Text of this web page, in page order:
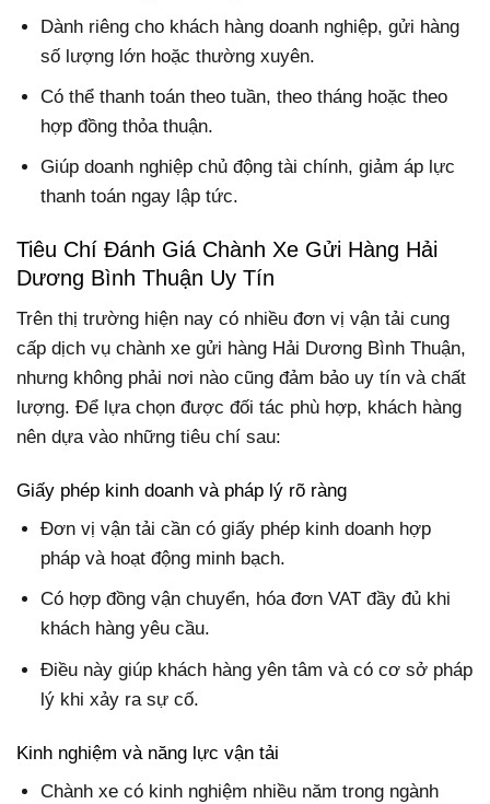
Dành riêng cho khách hàng doanh nghiệp, gửi hàng
số lượng lớn hoặc thường xuyên.
Có thể thanh toán theo tuần, theo tháng hoặc theo
hợp đồng thỏa thuận.
Giúp doanh nghiệp chủ động tài chính, giảm áp lực
thanh toán ngay lập tức.
Tiêu Chí Đánh Giá Chành Xe Gửi Hàng Hải
Dương Bình Thuận Uy Tín
Trên thị trường hiện nay có nhiều đơn vị vận tải cung
cấp dịch vụ chành xe gửi hàng Hải Dương Bình Thuận,
nhưng không phải nơi nào cũng đảm bảo uy tín và chất
lượng. Để lựa chọn được đối tác phù hợp, khách hàng
nên dựa vào những tiêu chí sau:
Giấy phép kinh doanh và pháp lý rõ ràng
Đơn vị vận tải cần có giấy phép kinh doanh hợp
pháp và hoạt động minh bạch.
Có hợp đồng vận chuyển, hóa đơn VAT đầy đủ khi
khách hàng yêu cầu.
Điều này giúp khách hàng yên tâm và có cơ sở pháp
lý khi xảy ra sự cố.
Kinh nghiệm và năng lực vận tải
Chành xe có kinh nghiệm nhiều năm trong ngành